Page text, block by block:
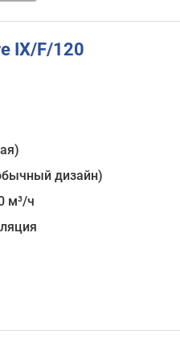
IX/F/120
дизайн)
м³/ч